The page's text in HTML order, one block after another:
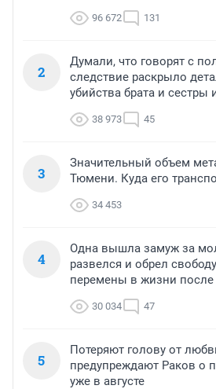
96 672 131
2
Думали, что говорят с
следствие раскрыло
убийства брата и сестры
38 973 45
3
Значительный объем
Тюмени. Куда его
34 453
4
Одна вышла замуж за
развелся и обрел
перемены в жизни после
30 034 47
5
Потеряют голову от
предупреждают Раков о
уже в августе